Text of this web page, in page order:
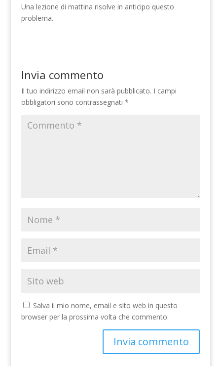
Una lezione di mattina risolve in anticipo questo
problema.
Invia commento
Il tuo indirizzo email non sarà pubblicato. I campi
obbligatori sono contrassegnati *
Salva il mio nome, email e sito web in questo
browser per la prossima volta che commento.